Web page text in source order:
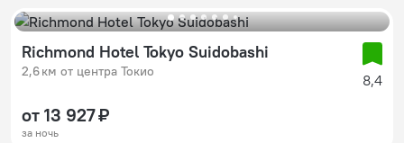
Richmond Hotel Tokyo Suidobashi
2,6 км от центра Токио 8,4
от 13 927 ₽
за ночь